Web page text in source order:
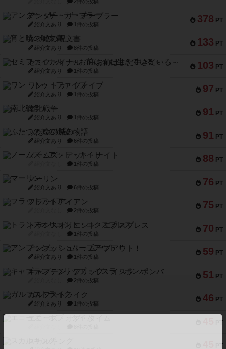
378 PT
アンダー・ザ・テーブラー
紹介文あり 1件の投稿
133 PT
宵と暁の呪文書
紹介文あり 8件の投稿
103 PT
セミファイナル ～お前はまだ生きている～
紹介文あり 1件の投稿
97 PT
ワン・トゥ・ファイブ
紹介文あり 1件の投稿
91 PT
南北戦争
紹介文あり 1件の投稿
91 PT
ふたつの城の物語
紹介文あり 6件の投稿
88 PT
ノームズ・アット・ナイト
1件の投稿
76 PT
マーリン
紹介文あり 6件の投稿
75 PT
フラットアイアン
2件の投稿
70 PT
トランスオリエント・エクスプレス
1件の投稿
59 PT
アンブッシュ！：ムーブアウト！
紹介文あり 1件の投稿
51 PT
キャプテン・フリップ：イスラ・ボンバ
2件の投稿
46 PT
ガルフストライク
紹介文あり 1件の投稿
PT
PT